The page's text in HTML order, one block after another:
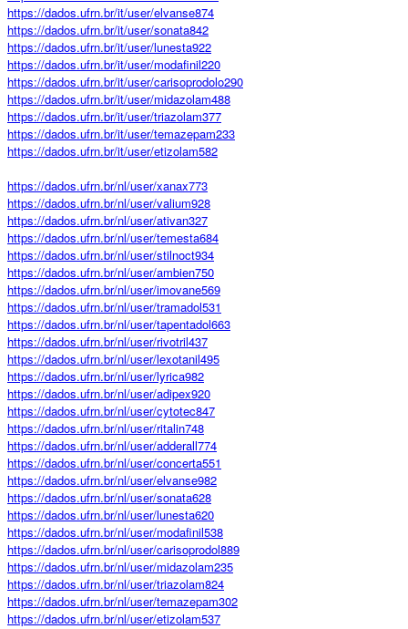
https://dados.ufrn.br/it/user/elvanse874
https://dados.ufrn.br/it/user/sonata842
https://dados.ufrn.br/it/user/lunesta922
https://dados.ufrn.br/it/user/modafinil220
https://dados.ufrn.br/it/user/carisoprodolo290
https://dados.ufrn.br/it/user/midazolam488
https://dados.ufrn.br/it/user/triazolam377
https://dados.ufrn.br/it/user/temazepam233
https://dados.ufrn.br/it/user/etizolam582
https://dados.ufrn.br/nl/user/xanax773
https://dados.ufrn.br/nl/user/valium928
https://dados.ufrn.br/nl/user/ativan327
https://dados.ufrn.br/nl/user/temesta684
https://dados.ufrn.br/nl/user/stilnoct934
https://dados.ufrn.br/nl/user/ambien750
https://dados.ufrn.br/nl/user/imovane569
https://dados.ufrn.br/nl/user/tramadol531
https://dados.ufrn.br/nl/user/tapentadol663
https://dados.ufrn.br/nl/user/rivotril437
https://dados.ufrn.br/nl/user/lexotanil495
https://dados.ufrn.br/nl/user/lyrica982
https://dados.ufrn.br/nl/user/adipex920
https://dados.ufrn.br/nl/user/cytotec847
https://dados.ufrn.br/nl/user/ritalin748
https://dados.ufrn.br/nl/user/adderall774
https://dados.ufrn.br/nl/user/concerta551
https://dados.ufrn.br/nl/user/elvanse982
https://dados.ufrn.br/nl/user/sonata628
https://dados.ufrn.br/nl/user/lunesta620
https://dados.ufrn.br/nl/user/modafinil538
https://dados.ufrn.br/nl/user/carisoprodol889
https://dados.ufrn.br/nl/user/midazolam235
https://dados.ufrn.br/nl/user/triazolam824
https://dados.ufrn.br/nl/user/temazepam302
https://dados.ufrn.br/nl/user/etizolam537